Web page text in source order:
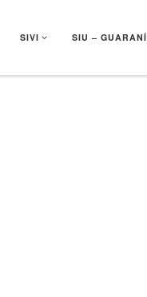
SIVI SIU – GUARANÍ